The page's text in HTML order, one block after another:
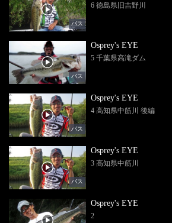
バス
6 徳島県旧吉野川
バス
Osprey's EYE
5 千葉県高滝ダム
バス
Osprey's EYE
4 高知県中筋川 後編
バス
Osprey's EYE
3 高知県中筋川
Osprey's EYE
2